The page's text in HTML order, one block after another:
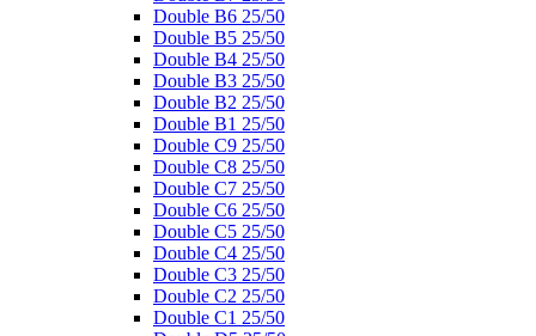
Double B6 25/50
Double B5 25/50
Double B4 25/50
Double B3 25/50
Double B2 25/50
Double B1 25/50
Double C9 25/50
Double C8 25/50
Double C7 25/50
Double C6 25/50
Double C5 25/50
Double C4 25/50
Double C3 25/50
Double C2 25/50
Double C1 25/50